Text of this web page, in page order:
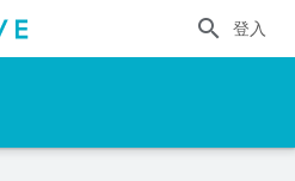
登入